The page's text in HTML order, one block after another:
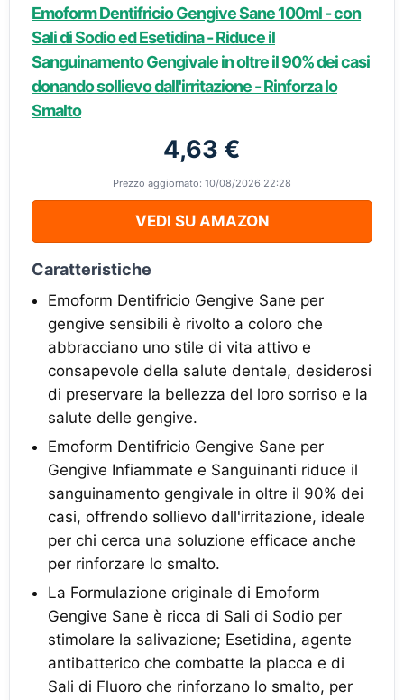
Emoform Dentifricio Gengive Sane 100ml - con
Sali di Sodio ed Esetidina - Riduce il
Sanguinamento Gengivale in oltre il 90% dei casi
donando sollievo dall'irritazione - Rinforza lo
Smalto
4,63 €
Prezzo aggiornato: 10/08/2026 22:28
VEDI SU AMAZON
Caratteristiche
Emoform Dentifricio Gengive Sane per
gengive sensibili è rivolto a coloro che
abbracciano uno stile di vita attivo e
consapevole della salute dentale, desiderosi
di preservare la bellezza del loro sorriso e la
salute delle gengive.
Emoform Dentifricio Gengive Sane per
Gengive Infiammate e Sanguinanti riduce il
sanguinamento gengivale in oltre il 90% dei
casi, offrendo sollievo dall'irritazione, ideale
per chi cerca una soluzione efficace anche
per rinforzare lo smalto.
La Formulazione originale di Emoform
Gengive Sane è ricca di Sali di Sodio per
stimolare la salivazione; Esetidina, agente
antibatterico che combatte la placca e di
Sali di Fluoro che rinforzano lo smalto, per